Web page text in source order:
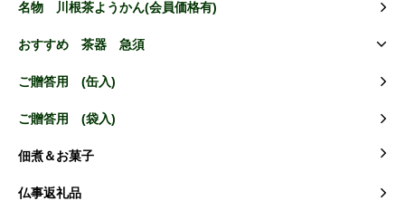
名物 川根茶ようかん(会員価格有)
おすすめ 茶器 急須
ご贈答用 (缶入)
ご贈答用 (袋入)
佃煮＆お菓子
仏事返礼品